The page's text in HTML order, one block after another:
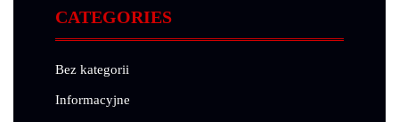
CATEGORIES
Bez kategorii
Informacyjne